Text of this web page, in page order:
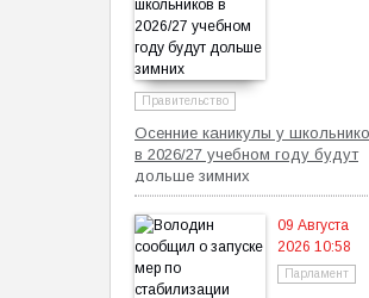
Правительство
Осенние каникулы у
в 2026/27 учебном году будут
дольше зимних
09 Августа
2026 10:58
Парламент